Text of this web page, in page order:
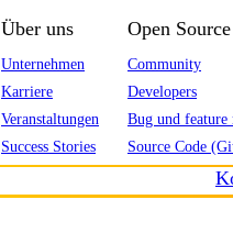
Über uns
Unternehmen
Karriere
Veranstaltungen
Success Stories
Open Source
Community
Developers
Bug und feature
Source Code